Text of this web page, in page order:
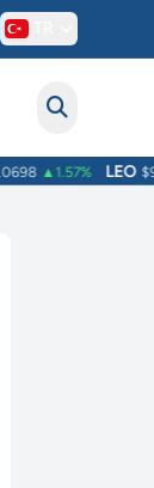
▲1.57% LEO